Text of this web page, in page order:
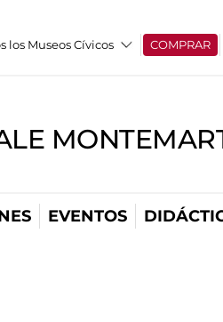
los Museos Cívicos COMPRAR
EVENTOS